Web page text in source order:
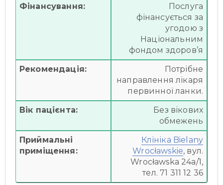
Фінансування:
Послуга
фінансується за
угодою з
Національним
фондом здоров’я
Рекомендація:
Потрібне
направлення лікаря
первинної ланки.
Вік пацієнта:
Без вікових
обмежень
Приймальні
приміщення:
Клініка Bielany
Wrocławskie, вул.
Wrocławska 24a/1,
тел. 71 311 12 36